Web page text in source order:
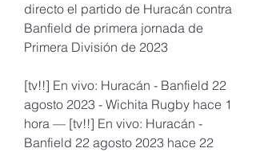
directo el partido de Huracán contra
Banfield de primera jornada de
Primera División de 2023
[tv!!] En vivo: Huracán - Banfield 22
agosto 2023 - Wichita Rugby hace 1
hora — [tv!!] En vivo: Huracán -
Banfield 22 agosto 2023 hace 22